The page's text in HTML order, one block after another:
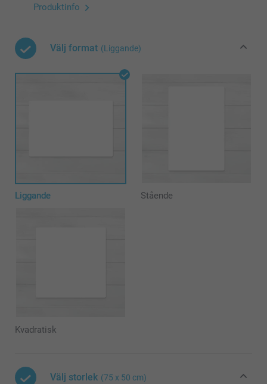
Produktinfo
Välj format (Liggande)
Liggande Stående
Kvadratisk
Välj storlek (75 x 50 cm)